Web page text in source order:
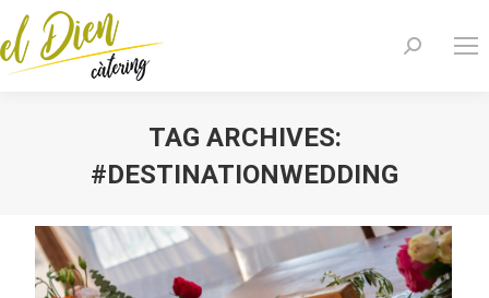
Search:
TAG ARCHIVES:
#DESTINATIONWEDDING